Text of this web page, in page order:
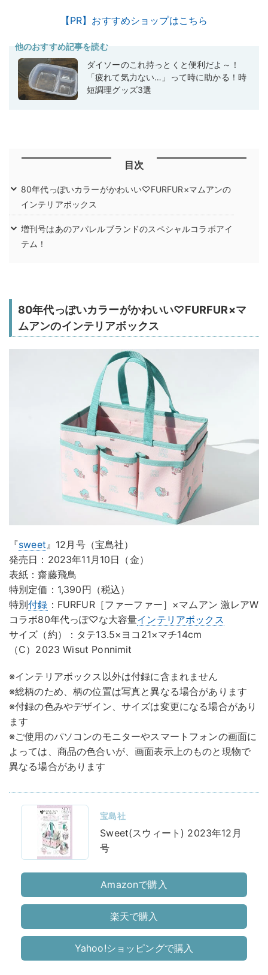
【PR】おすすめショップはこちら
他のおすすめ記事を読む
ダイソーのこれ持っとくと便利だよ～！
「疲れて気力ない…」って時に助かる！時
短調理グッズ3選
目次
80年代っぽいカラーがかわいい♡FURFUR×マムアンの
インテリアボックス
増刊号はあのアパレルブランドのスペシャルコラボアイ
テム！
80年代っぽいカラーがかわいい♡FURFUR×マ
ムアンのインテリアボックス
『sweet』12月号（宝島社）
発売日：2023年11月10日（金）
表紙：齋藤飛鳥
特別定価：1,390円（税込）
特別付録 ：FURFUR［ファーファー］×マムアン 激レアW
コラボ80年代っぽ♡な大容量インテリアボックス
サイズ（約）：タテ13.5×ヨコ21×マチ14cm
（C）2023 Wisut Ponnimit
※インテリアボックス以外は付録に含まれません
※総柄のため、柄の位置は写真と異なる場合があります
※付録の色みやデザイン、サイズは変更になる場合があり
ます
※ご使用のパソコンのモニターやスマートフォンの画面に
よっては、商品の色合いが、画面表示上のものと現物で
異なる場合があります
宝島社
Sweet(スウィート) 2023年12月
号
Amazonで購入
楽天で購入
Yahoo!ショッピングで購入